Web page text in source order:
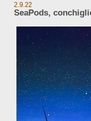
2.9.22
SeaPods,